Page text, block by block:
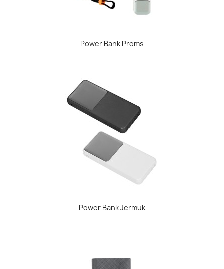
Power Bank Proms
Power Bank Jermuk